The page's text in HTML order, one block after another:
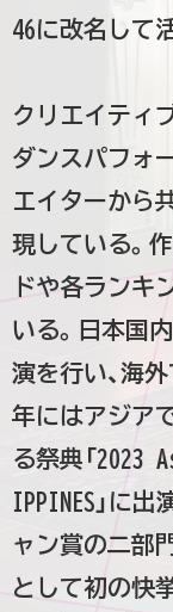
46に改名して
クリエイティ
ダンスパフォ
エイターから
現している。
ドや各ランキ
いる。日本国
演を行い、海
年にはアジア
る祭典「2023
IPPINES」に
ャン賞の二部
として初の快